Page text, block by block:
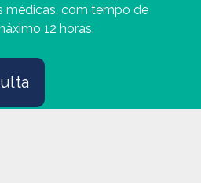
médicas, com tempo de
12 horas.